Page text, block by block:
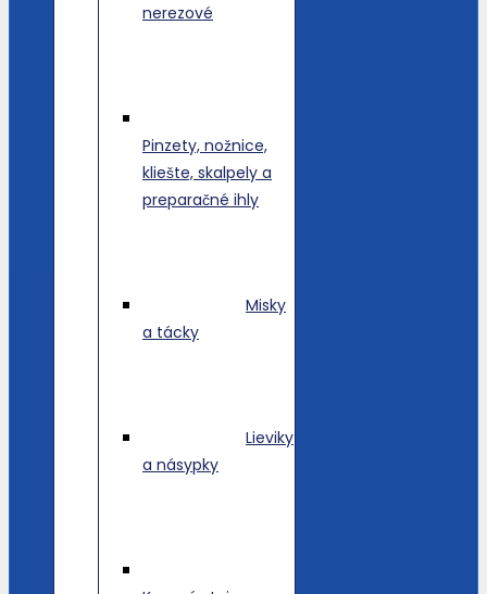
nerezové
Pinzety, nožnice,
kliešte, skalpely a
preparačné ihly
Misky
a tácky
Lieviky
a násypky